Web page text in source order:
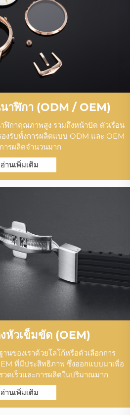
าฬิกา (ODM / OEM)
ฬิกาคุณภาพสูง รวมถึงหน้าปัด ตัวเรือน
งรับทั้งการผลิตแบบ ODM และ OEM
ารผลิตจำนวนมาก
อ่านเพิ่มเติม
หัวเข็มขัด (OEM)
นของเราด้วยโลโก้หรือตัวเลือกการ
ที่มีประสิทธิภาพ ซึ่งออกแบบมาเพื่อ
วดเร็วและการผลิตในปริมาณมาก
อ่านเพิ่มเติม